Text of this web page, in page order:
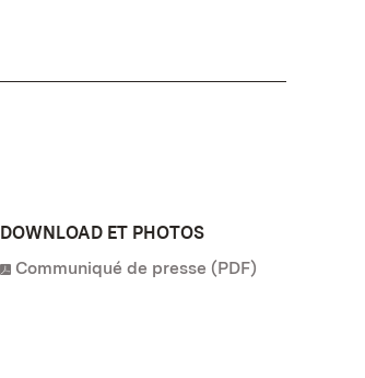
DOWNLOAD ET PHOTOS
Communiqué de presse (PDF)